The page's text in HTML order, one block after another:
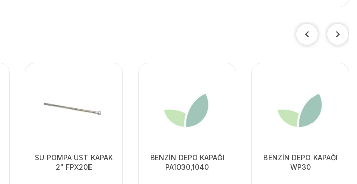
SU POMPA ÜST KAPAK
2" FPX20E
BENZİN DEPO KAPAĞI
PA1030,1040
BENZİN DEPO KAPAĞI
WP30